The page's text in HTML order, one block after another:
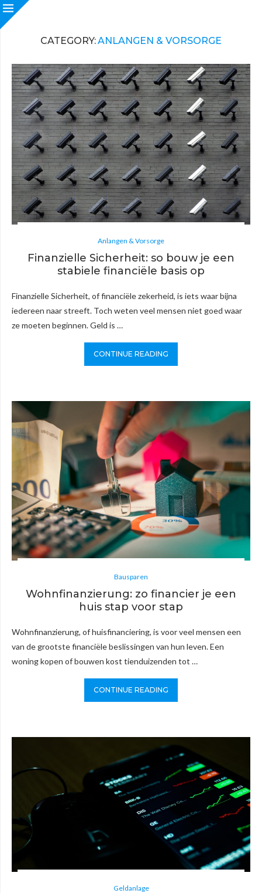
CATEGORY:ANLANGEN & VORSORGE
Anlangen & Vorsorge
Finanzielle Sicherheit: so bouw je een
stabiele financiële basis op
Finanzielle Sicherheit, of financiële zekerheid, is iets waar bijna
iedereen naar streeft. Toch weten veel mensen niet goed waar
ze moeten beginnen. Geld is …
CONTINUE READING
Bausparen
Wohnfinanzierung: zo financier je een
huis stap voor stap
Wohnfinanzierung, of huisfinanciering, is voor veel mensen een
van de grootste financiële beslissingen van hun leven. Een
woning kopen of bouwen kost tienduizenden tot …
CONTINUE READING
Geldanlage